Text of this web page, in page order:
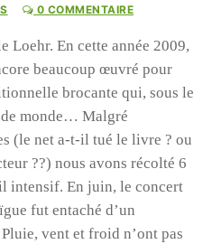
0 COMMENTAIRE
Loehr. En cette année 2009,
beaucoup œuvré pour
brocante qui, sous le
monde… Malgré
(le net a-t-il tué le livre ? ou
??) nous avons récolté 6
intensif. En juin, le concert
fut entaché d’un
vent et froid n’ont pas